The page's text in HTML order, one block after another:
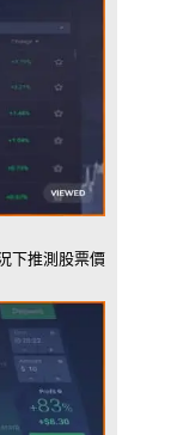
下推測股票價